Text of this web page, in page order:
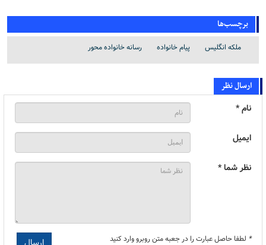
برچسب‌ها
ملکه انگلیس پیام خانواده رسانه خانواده محور
ارسال نظر
نام *
ایمیل
نظر شما *
* لطفا حاصل عبارت را در جعبه متن روبرو وارد کنید